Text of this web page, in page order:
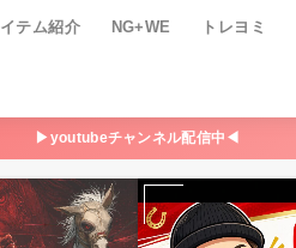
テム紹介 NG+WE トレヨミ
▶youtubeチャンネル配信中◀